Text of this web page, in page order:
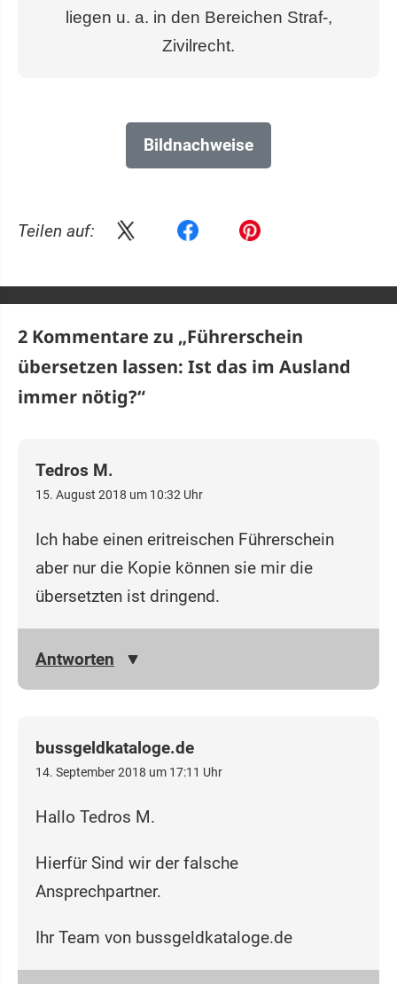
liegen u. a. in den Bereichen Straf-,
Zivilrecht.
Bildnachweise
Teilen auf:
2 Kommentare zu „Führerschein
übersetzen lassen: Ist das im Ausland
immer nötig?“
Tedros M.
15. August 2018 um 10:32 Uhr
Ich habe einen eritreischen Führerschein
aber nur die Kopie können sie mir die
übersetzten ist dringend.
Antworten
bussgeldkataloge.de
14. September 2018 um 17:11 Uhr
Hallo Tedros M.
Hierfür Sind wir der falsche
Ansprechpartner.
Ihr Team von bussgeldkataloge.de